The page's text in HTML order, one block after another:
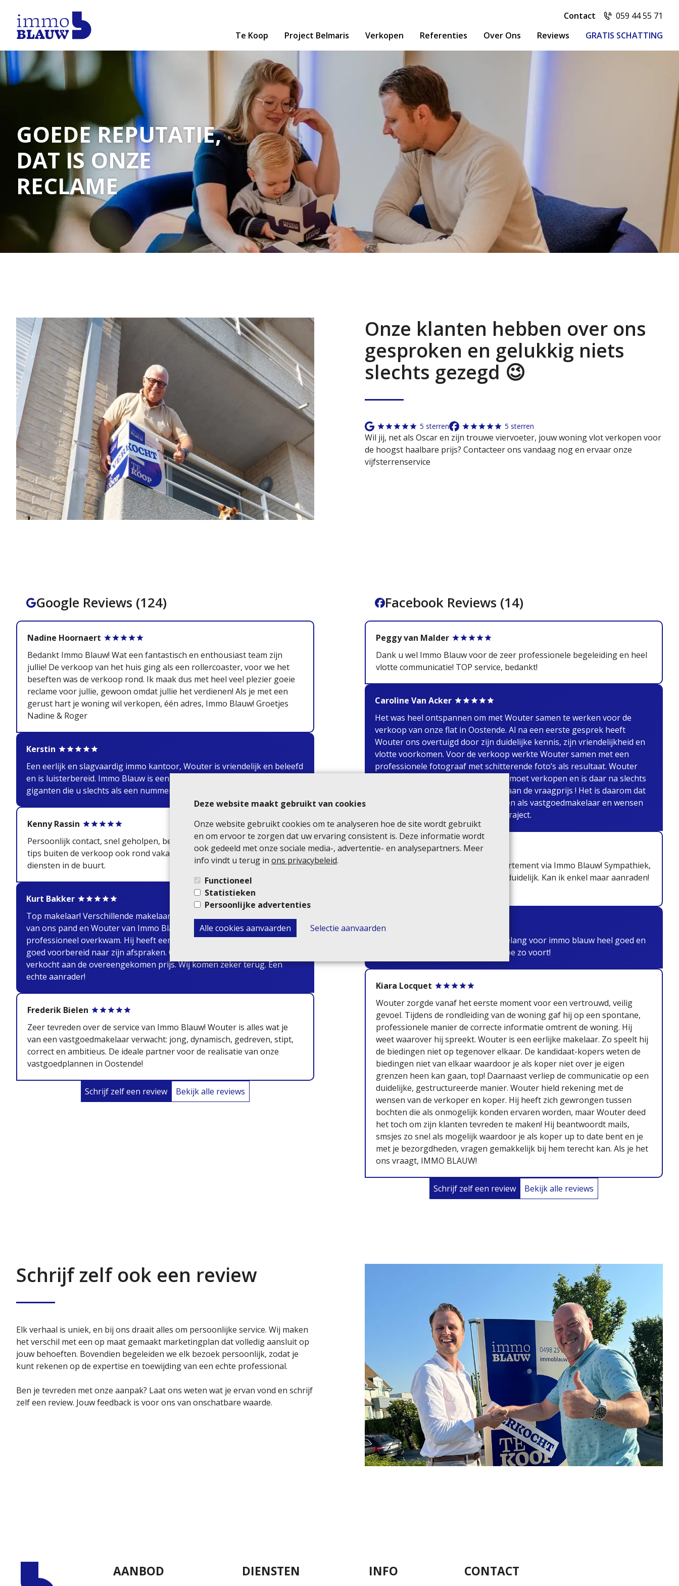
Contact
059 44 55 71
Te Koop
Project Belmaris Verkopen Referenties Over Ons Reviews GRATIS SCHATTING
GOEDE REPUTATIE,
DAT IS ONZE
RECLAME
Onze klanten hebben over ons
gesproken en gelukkig niets
slechts gezegd 😉
5 sterren 5 sterren
Wil jij, net als Oscar en zijn trouwe viervoeter, jouw woning vlot verkopen voor
de hoogst haalbare prijs? Contacteer ons vandaag nog en ervaar onze
vijfsterrenservice
Google Reviews (124)
Nadine Hoornaert
Bedankt Immo Blauw! Wat een fantastisch en enthousiast team zijn
jullie! De verkoop van het huis ging als een rollercoaster, voor we het
beseften was de verkoop rond. Ik maak dus met heel veel plezier goeie
reclame voor jullie, gewoon omdat jullie het verdienen! Als je met een
gerust hart je woning wil verkopen, één adres, Immo Blauw! Groetjes
Nadine & Roger
Kerstin
Een eerlijk en slagvaardig immo kantoor, Wouter is vriendelijk en beleefd
en is luisterbereid. Immo Blauw is een aanrader op deze markt vol
giganten die u slechts als een nummer beschouwen!
Kenny Rassin
Persoonlijk contact, snel geholpen, behulpzaam, uitgebreide uitleg &
tips buiten de verkoop ook rond vakantieverhuur en bijkomende
diensten in de buurt.
Kurt Bakker
Top makelaar! Verschillende makelaars gecontacteerd voor de verkoop
van ons pand en Wouter van Immo Blauw was de enige die eerlijk en zeer
professioneel overkwam. Hij heeft een persoonlijke aanpak en komt zeer
goed voorbereid naar zijn afspraken. Ons pand was op zeer korte tijd
verkocht aan de overeengekomen prijs. Wij komen zeker terug. Een
echte aanrader!
Frederik Bielen
Zeer tevreden over de service van Immo Blauw! Wouter is alles wat je
van een vastgoedmakelaar verwacht: jong, dynamisch, gedreven, stipt,
correct en ambitieus. De ideale partner voor de realisatie van onze
vastgoedplannen in Oostende!
Schrijf zelf een review Bekijk alle reviews
Facebook Reviews (14)
Peggy van Malder
Dank u wel Immo Blauw voor de zeer professionele begeleiding en heel
vlotte communicatie! TOP service, bedankt!
Caroline Van Acker
Het was heel ontspannen om met Wouter samen te werken voor de
verkoop van onze flat in Oostende. Al na een eerste gesprek heeft
Wouter ons overtuigd door zijn duidelijke kennis, zijn vriendelijkheid en
vlotte voorkomen. Voor de verkoop werkte Wouter samen met een
professionele fotograaf met schitterende foto’s als resultaat. Wouter
begrijpt echt hoe hij een eigendom moet verkopen en is daar na slechts
twee weken ook in geslaagd en dit aan de vraagprijs ! Het is daarom dat
wij Wouter 100% kunnen aanbevelen als vastgoedmakelaar en wensen
hem alle succes toe in zijn verdere traject.
Judith De Koninck
Zeer vlotte aankoop van mijn appartement via Immo Blauw! Sympathiek,
makkelijk bereikbaar en alles heel duidelijk. Kan ik enkel maar aanraden!
Conny Deleu
correct en openheid is van groot belang voor immo blauw heel goed en
met veel passie gekocht proficiat doe zo voort!
Kiara Locquet
Wouter zorgde vanaf het eerste moment voor een vertrouwd, veilig
gevoel. Tijdens de rondleiding van de woning gaf hij op een spontane,
professionele manier de correcte informatie omtrent de woning. Hij
weet waarover hij spreekt. Wouter is een eerlijke makelaar. Zo speelt hij
de biedingen niet op tegenover elkaar. De kandidaat-kopers weten de
biedingen niet van elkaar waardoor je als koper niet over je eigen
grenzen heen kan gaan, top! Daarnaast verliep de communicatie op een
duidelijke, gestructureerde manier. Wouter hield rekening met de
wensen van de verkoper en koper. Hij heeft zich gewrongen tussen
bochten die als onmogelijk konden ervaren worden, maar Wouter deed
het toch om zijn klanten tevreden te maken! Hij beantwoordt mails,
smsjes zo snel als mogelijk waardoor je als koper up to date bent en je
met je bezorgdheden, vragen gemakkelijk bij hem terecht kan. Als je het
ons vraagt, IMMO BLAUW!
Schrijf zelf een review Bekijk alle reviews
Schrijf zelf ook een review
Elk verhaal is uniek, en bij ons draait alles om persoonlijke service. Wij maken
het verschil met een op maat gemaakt marketingplan dat volledig aansluit op
jouw behoeften. Bovendien begeleiden we elk bezoek persoonlijk, zodat je
kunt rekenen op de expertise en toewijding van een echte professional.
Ben je tevreden met onze aanpak? Laat ons weten wat je ervan vond en schrijf
zelf een review. Jouw feedback is voor ons van onschatbare waarde.
AANBOD DIENSTEN INFO CONTACT
Deze website maakt gebruikt van cookies
Onze website gebruikt cookies om te analyseren hoe de site wordt gebruikt
en om ervoor te zorgen dat uw ervaring consistent is. Deze informatie wordt
ook gedeeld met onze sociale media-, advertentie- en analysepartners. Meer
info vindt u terug in ons privacybeleid.
Functioneel
Statistieken
Persoonlijke advertenties
Alle cookies aanvaarden Selectie aanvaarden